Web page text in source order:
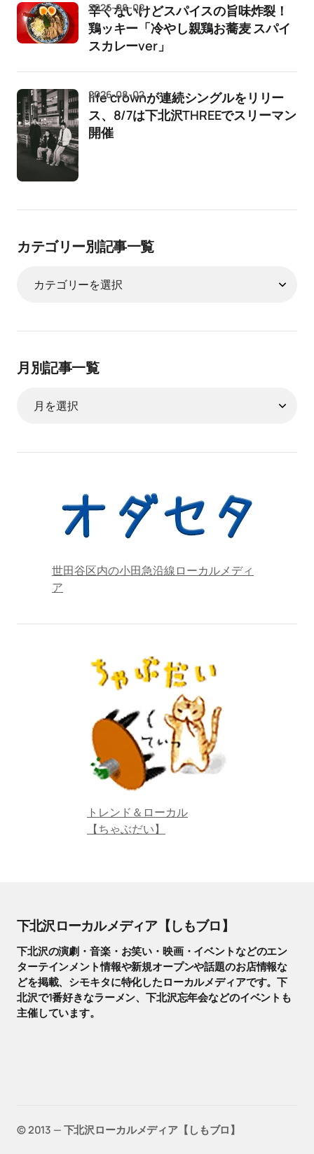
辛くないけどスパイスの旨味炸裂！
鶏ッキー「冷やし親鶏お蕎麦 スパイ
スカレーver」
2026-08-02
life crownが連続シングルをリリー
ス、8/7は下北沢THREEでスリーマン
開催
2026-08-02
カテゴリー別記事一覧
月別記事一覧
世田谷区内の小田急沿線ローカルメディ
ア
トレンド＆ローカル
【ちゃぶだい】
下北沢ローカルメディア【しもブロ】
下北沢の演劇・音楽・お笑い・映画・イベントなどのエン
ターテインメント情報や新規オープンや話題のお店情報な
どを掲載、シモキタに特化したローカルメディアです。下
北沢で1番好きなラーメン、下北沢忘年会などのイベントも
主催しています。
©️ 2013 — 下北沢ローカルメディア【しもブロ】